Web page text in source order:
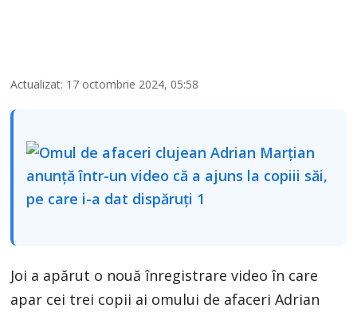
Actualizat: 17 octombrie 2024, 05:58
Joi a apărut o nouă înregistrare video în care
apar cei trei copii ai omului de afaceri Adrian